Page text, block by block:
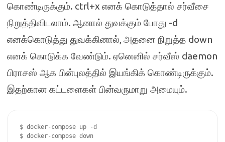
கொண்டிருக்கும். ctrl+x எனக் கொடுத்தால் சர்வீசை
நிறுத்திவிடலாம். ஆனால் துவக்கும் போது -d
எனக்கொடுத்து துவக்கினால், அதனை நிறுத்த down
எனக் கொடுக்க வேண்டும். ஏனெனில் சர்வீஸ் daemon
பிராசஸ் ஆக பின்புலத்தில் இயங்கிக் கொண்டிருக்கும்.
இதற்கான கட்டளைகள் பின்வருமாறு அமையும்.
$ docker-compose up -d
$ docker-compose down